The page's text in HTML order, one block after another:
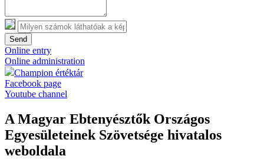
Send
Online entry
Online administration
Champion értéktár
Facebook page
Youtube channel
A Magyar Ebtenyésztők Országos
Egyesületeinek Szövetsége hivatalos
weboldala